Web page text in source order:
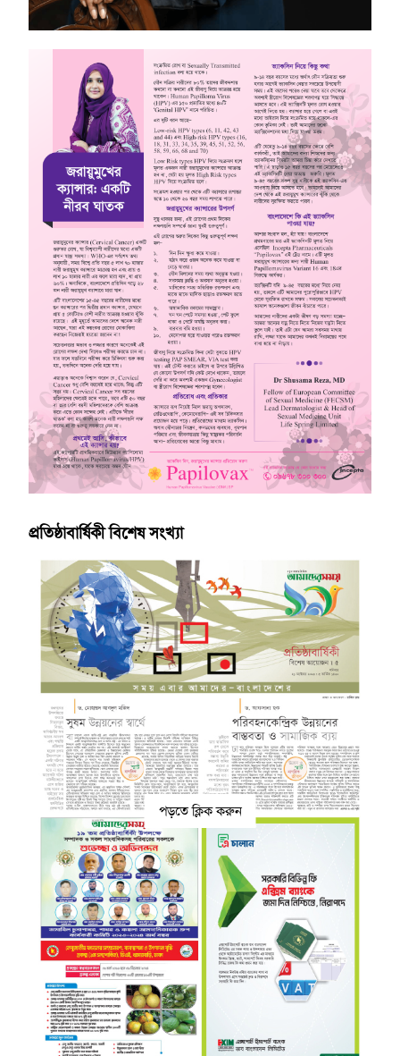
প্রতিষ্ঠাবার্ষিকী বিশেষ সংখ্যা
পড়তে ক্লিক করুন